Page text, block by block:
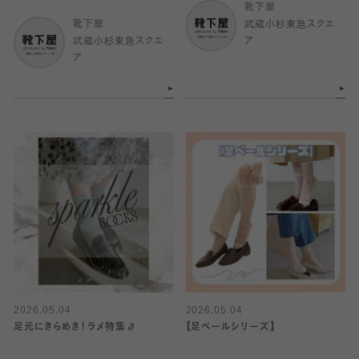
靴下屋
武蔵小杉東急スクエ
ア
靴下屋
武蔵小杉東急スクエ
ア
2026.05.04
足元にきらめき！ラメ特集🧦
2026.05.04
【足ベールシリーズ】